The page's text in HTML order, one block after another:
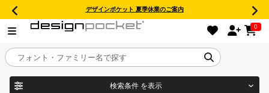
デザインポケット 夏季休業のご案内
0
検索条件 を表示